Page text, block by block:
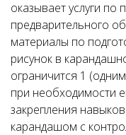
оказывает услуги по
предварительного
материалы по
рисунок в
ограничится 1
при необходимости
закрепления
карандашом с